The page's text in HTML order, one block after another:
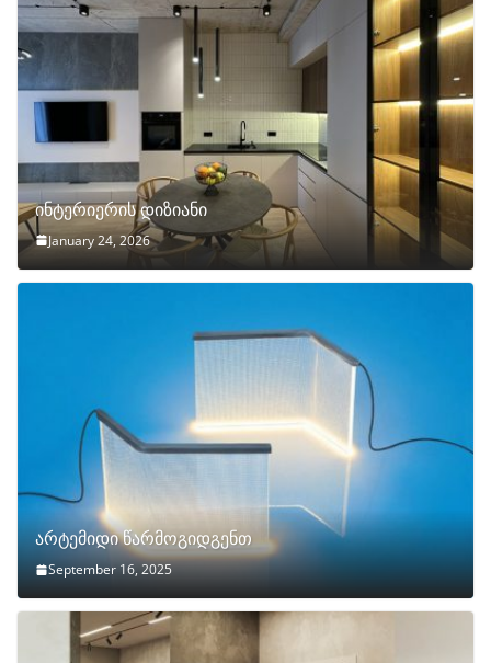
ინტერიერის დიზიანი
January 24, 2026
არტემიდი წარმოგიდგენთ
September 16, 2025